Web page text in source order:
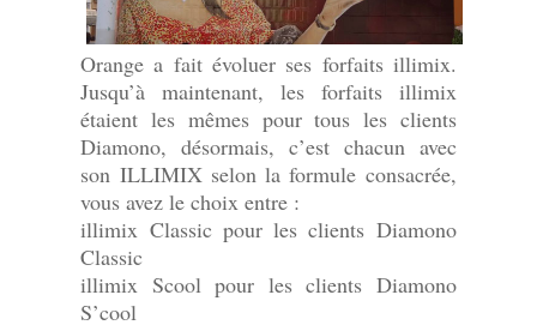
Orange a fait évoluer ses forfaits illimix.
Jusqu’à maintenant, les forfaits illimix
étaient les mêmes pour tous les clients
Diamono, désormais, c’est chacun avec
son ILLIMIX selon la formule consacrée,
vous avez le choix entre :
illimix Classic pour les clients Diamono
Classic
illimix Scool pour les clients Diamono
S’cool